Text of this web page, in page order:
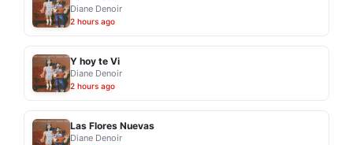
Diane Denoir
2 hours ago
Y hoy te Vi
Diane Denoir
2 hours ago
Las Flores Nuevas
Diane Denoir